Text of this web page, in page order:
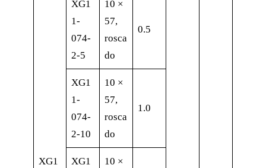
XG1
XG1
1-
074-
2-5
10 ×
57,
rosca
do
0.5
XG1
1-
074-
2-10
10 ×
57,
rosca
do
1.0
XG1
10 ×